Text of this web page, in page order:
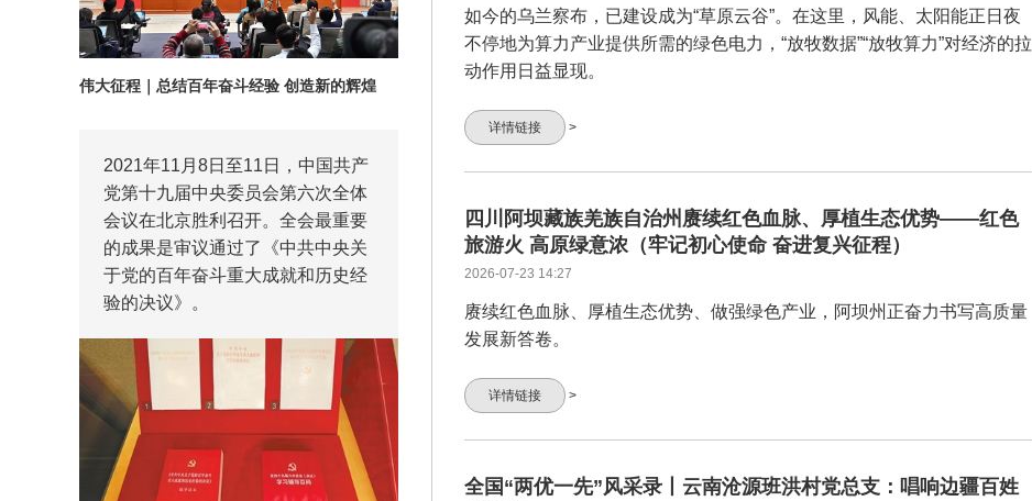
伟大征程｜总结百年奋斗经验 创造新的辉煌
2021年11月8日至11日，中国共产
党第十九届中央委员会第六次全体
会议在北京胜利召开。全会最重要
的成果是审议通过了《中共中央关
于党的百年奋斗重大成就和历史经
验的决议》。
如今的乌兰察布，已建设成为“草原云谷”。在这里，风能、太阳能正日夜
不停地为算力产业提供所需的绿色电力，“放牧数据”“放牧算力”对经济的拉
动作用日益显现。
详情链接 >
四川阿坝藏族羌族自治州赓续红色血脉、厚植生态优势——红色
旅游火 高原绿意浓（牢记初心使命 奋进复兴征程）
2026-07-23 14:27
赓续红色血脉、厚植生态优势、做强绿色产业，阿坝州正奋力书写高质量
发展新答卷。
详情链接 >
全国“两优一先”风采录丨云南沧源班洪村党总支：唱响边疆百姓